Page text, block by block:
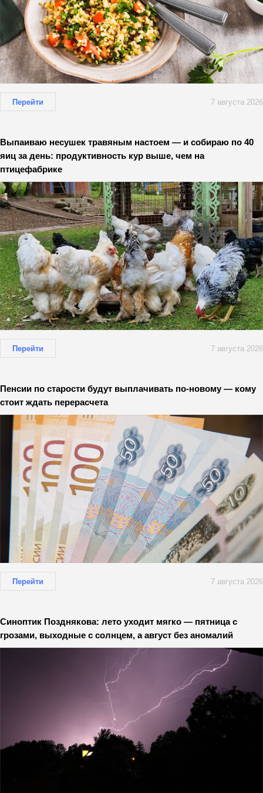
Перейти 7 августа 2026
Выпаиваю несушек травяным настоем — и собираю по 40
яиц за день: продуктивность кур выше, чем на
птицефабрике
Перейти 7 августа 2026
Пенсии по старости будут выплачивать по-новому — кому
стоит ждать перерасчета
Перейти 7 августа 2026
Синоптик Позднякова: лето уходит мягко — пятница с
грозами, выходные с солнцем, а август без аномалий